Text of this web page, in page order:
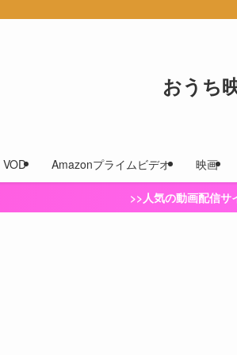
おうち
VOD Amazonプライムビデオ 映画
>>人気の動画配信サ